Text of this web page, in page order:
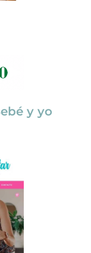
y yo